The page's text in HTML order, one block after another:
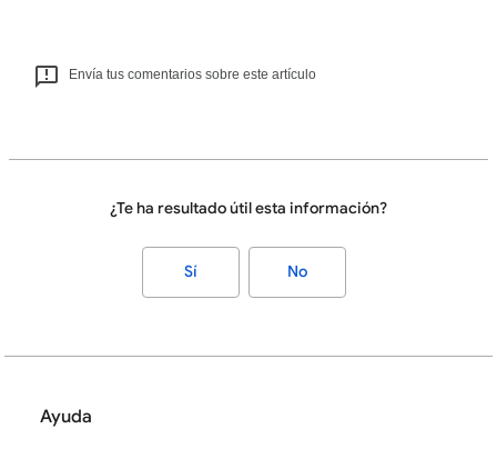
Envía tus comentarios sobre este artículo
¿Te ha resultado útil esta información?
Sí No
Ayuda